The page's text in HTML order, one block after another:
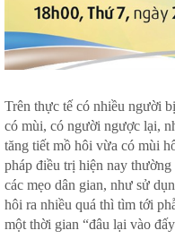
Trên thực tế có nhiều người
có mùi, có người ngược lại,
tăng tiết mồ hôi vừa có mùi
pháp điều trị hiện nay
các mẹo dân gian, như sử
hôi ra nhiều quá thì tìm tới
một thời gian “đâu lại vào